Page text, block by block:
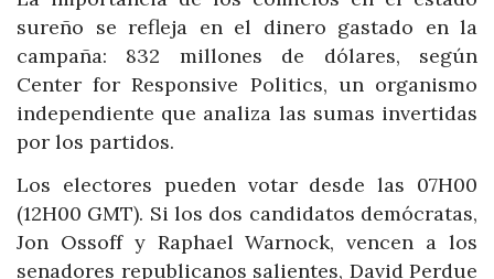
sureño se refleja en el dinero gastado en la
campaña: 832 millones de dólares, según
Center for Responsive Politics, un organismo
independiente que analiza las sumas invertidas
por los partidos.
Los electores pueden votar desde las 07H00
(12H00 GMT). Si los dos candidatos demócratas,
Jon Ossoff y Raphael Warnock, vencen a los
senadores republicanos salientes, David Perdue